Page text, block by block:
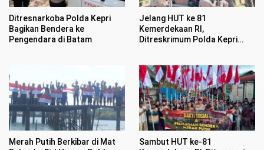
Ditresnarkoba Polda Kepri
Bagikan Bendera ke
Pengendara di Batam
Jelang HUT ke 81
Kemerdekaan RI,
Ditreskrimum Polda Kepri
Bansos
Merah Putih Berkibar di Mat
Sambut HUT ke-81